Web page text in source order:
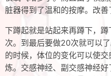
脏器得到了温和的按摩。改善
下蹲起就是站起来再蹲下，
次。到最后要做20次就可以
的时候，体位的变化可以使
炼。交感神经、副交感神经